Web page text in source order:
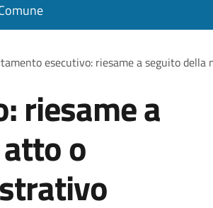
esecutivo: riesame a seguito
riesame a
o